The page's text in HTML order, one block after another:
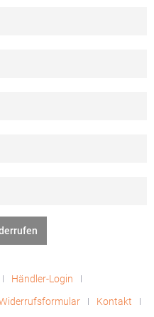
Händler-Login
Kontakt